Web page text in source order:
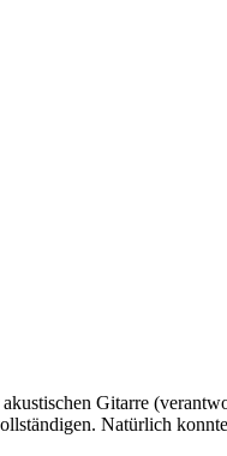
Gitarre
Natürlich